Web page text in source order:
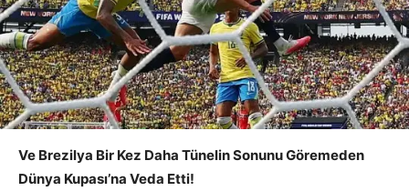
Ve Brezilya Bir Kez Daha Tünelin Sonunu Göremeden
Dünya Kupası’na Veda Etti!